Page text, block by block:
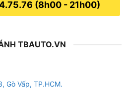
(8h00 - 21h00)
TBAUTO.VN
Gò Vấp, TP.HCM.